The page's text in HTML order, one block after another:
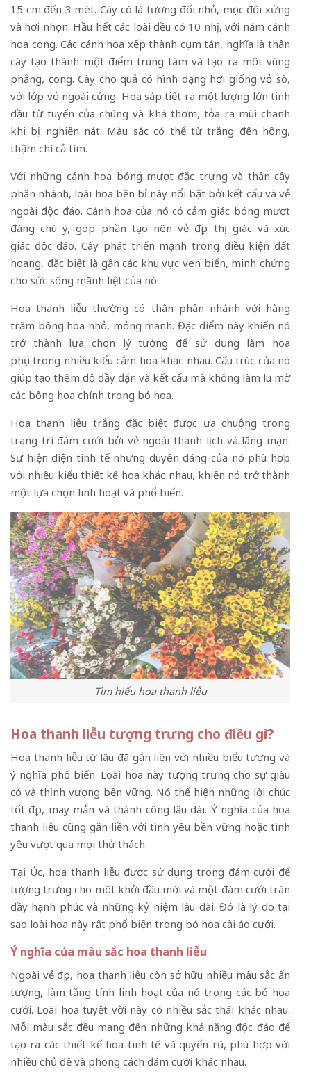
15 cm đến 3 mét. Cây có lá tương đối nhỏ, mọc đối xứng
và hơi nhọn. Hầu hết các loài đều có 10 nhị, với năm cánh
hoa cong. Các cánh hoa xếp thành cụm tán, nghĩa là thân
cây tạo thành một điểm trung tâm và tạo ra một vùng
phẳng, cong. Cây cho quả có hình dạng hơi giống vỏ sò,
với lớp vỏ ngoài cứng. Hoa sáp tiết ra một lượng lớn tinh
dầu từ tuyến của chúng và khá thơm, tỏa ra mùi chanh
khi bị nghiền nát. Màu sắc có thể từ trắng đến hồng,
thậm chí cả tím.
Với những cánh hoa bóng mượt đặc trưng và thân cây
phân nhánh, loài hoa bền bỉ này nổi bật bởi kết cấu và vẻ
ngoài độc đáo. Cánh hoa của nó có cảm giác bóng mượt
đáng chú ý, góp phần tạo nên vẻ đẹp thị giác và xúc
giác độc đáo. Cây phát triển mạnh trong điều kiện đất
hoang, đặc biệt là gần các khu vực ven biển, minh chứng
cho sức sống mãnh liệt của nó.
Hoa thanh liễu thường có thân phân nhánh với hàng
trăm bông hoa nhỏ, mỏng manh. Đặc điểm này khiến nó
trở thành lựa chọn lý tưởng để sử dụng làm hoa
phụ trong nhiều kiểu cắm hoa khác nhau. Cấu trúc của nó
giúp tạo thêm độ đầy đặn và kết cấu mà không làm lu mờ
các bông hoa chính trong bó hoa.
Hoa thanh liễu trắng đặc biệt được ưa chuộng trong
trang trí đám cưới bởi vẻ ngoài thanh lịch và lãng mạn.
Sự hiện diện tinh tế nhưng duyên dáng của nó phù hợp
với nhiều kiểu thiết kế hoa khác nhau, khiến nó trở thành
một lựa chọn linh hoạt và phổ biến.
Tìm hiểu hoa thanh liễu
Hoa thanh liễu tượng trưng cho điều gì?
Hoa thanh liễu từ lâu đã gắn liền với nhiều biểu tượng và
ý nghĩa phổ biến. Loài hoa này tượng trưng cho sự giàu
có và thịnh vượng bền vững. Nó thể hiện những lời chúc
tốt đẹp, may mắn và thành công lâu dài. Ý nghĩa của hoa
thanh liễu cũng gắn liền với tình yêu bền vững hoặc tình
yêu vượt qua mọi thử thách.
Tại Úc, hoa thanh liễu được sử dụng trong đám cưới để
tượng trưng cho một khởi đầu mới và một đám cưới tràn
đầy hạnh phúc và những kỷ niệm lâu dài. Đó là lý do tại
sao loài hoa này rất phổ biến trong bó hoa cài áo cưới.
Ý nghĩa của màu sắc hoa thanh liễu
Ngoài vẻ đẹp, hoa thanh liễu còn sở hữu nhiều màu sắc ấn
tượng, làm tăng tính linh hoạt của nó trong các bó hoa
cưới. Loài hoa tuyệt vời này có nhiều sắc thái khác nhau.
Mỗi màu sắc đều mang đến những khả năng độc đáo để
tạo ra các thiết kế hoa tinh tế và quyến rũ, phù hợp với
nhiều chủ đề và phong cách đám cưới khác nhau.